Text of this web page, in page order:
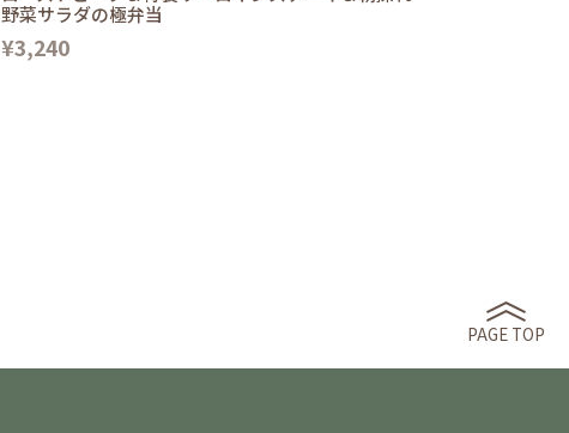
野菜サラダの極弁当
¥3,240
PAGE TOP